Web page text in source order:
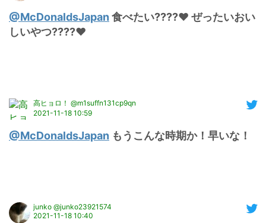
@McDonaldsJapan 食べたい????♥️ ぜったいおい
しいやつ????♥️
高ヒョロ！ @m1suffn131cp9qn
2021-11-18 10:59
@McDonaldsJapan もうこんな時期か！早いな！
junko @junko23921574
2021-11-18 10:40